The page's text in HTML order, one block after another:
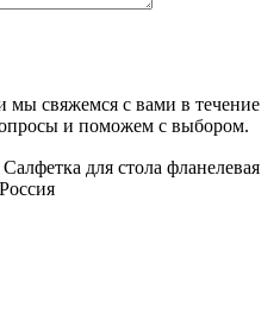
мы свяжемся с вами в течение
и поможем с выбором.
Салфетка для стола фланелевая